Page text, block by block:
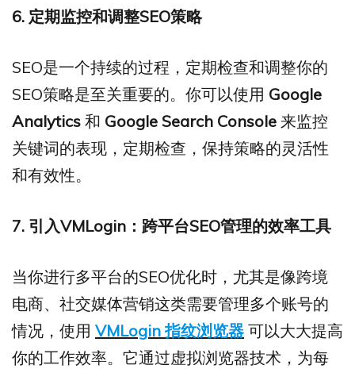
6. 定期监控和调整SEO策略
SEO是一个持续的过程，定期检查和调整你的
SEO策略是至关重要的。你可以使用 Google
Analytics 和 Google Search Console 来监控
关键词的表现，定期检查，保持策略的灵活性
和有效性。
7. 引入VMLogin：跨平台SEO管理的效率工具
当你进行多平台的SEO优化时，尤其是像跨境
电商、社交媒体营销这类需要管理多个账号的
情况，使用 VMLogin 指纹浏览器 可以大大提高
你的工作效率。它通过虚拟浏览器技术，为每